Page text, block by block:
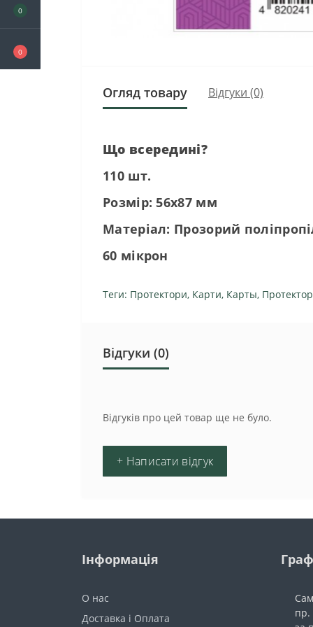
0
0
Огляд товару Відгуки (0)
Що всередині?
110 шт.
Розмір: 56х87 мм
Матеріал: Прозорий
60 мікрон
Теги: Протектори, Карти, Карты,
Відгуки (0)
Відгуків про цей товар ще не було.
+ Написати відгук
Інформація
О нас
Доставка і Оплата
пр.